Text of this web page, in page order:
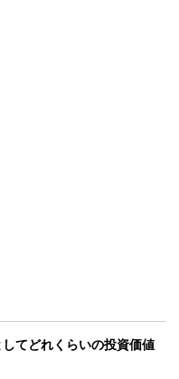
てどれくらいの投資価値